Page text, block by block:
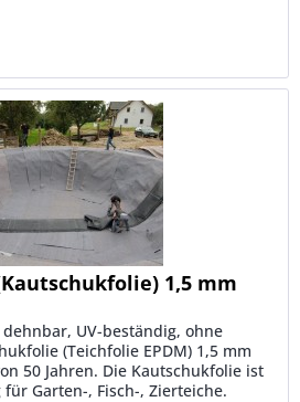
1,5 mm
UV-beständig, ohne
(Teichfolie EPDM) 1,5 mm
50 Jahren. Die Kautschukfolie ist
Garten-, Fisch-, Zierteiche.